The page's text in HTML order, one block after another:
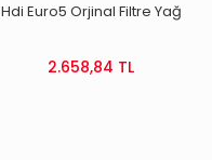
Hdi Euro5 Orjinal Filtre Yağ
2.658,84 TL